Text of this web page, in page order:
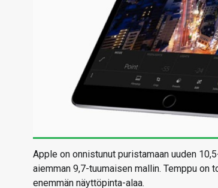
Apple on onnistunut puristamaan uuden
aiemman 9,7-tuumaisen mallin. Temppu on
enemmän näyttöpinta-alaa.